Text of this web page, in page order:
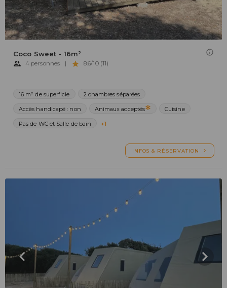
Coco Sweet - 16m²
4 personnes | 8.6/10 (11)
16 m² de superficie 2 chambres séparées
Accès handicapé : non Animaux acceptés Cuisine
Pas de WC et Salle de bain +1
INFOS & RÉSERVATION